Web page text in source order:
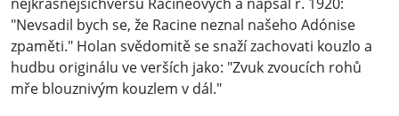
"Nevsadil bych se, že Racine neznal našeho Adónise
zpaměti." Holan svědomitě se snaží zachovati kouzlo a
hudbu originálu ve verších jako: "Zvuk zvoucích rohů
mře blouznivým kouzlem v dál."